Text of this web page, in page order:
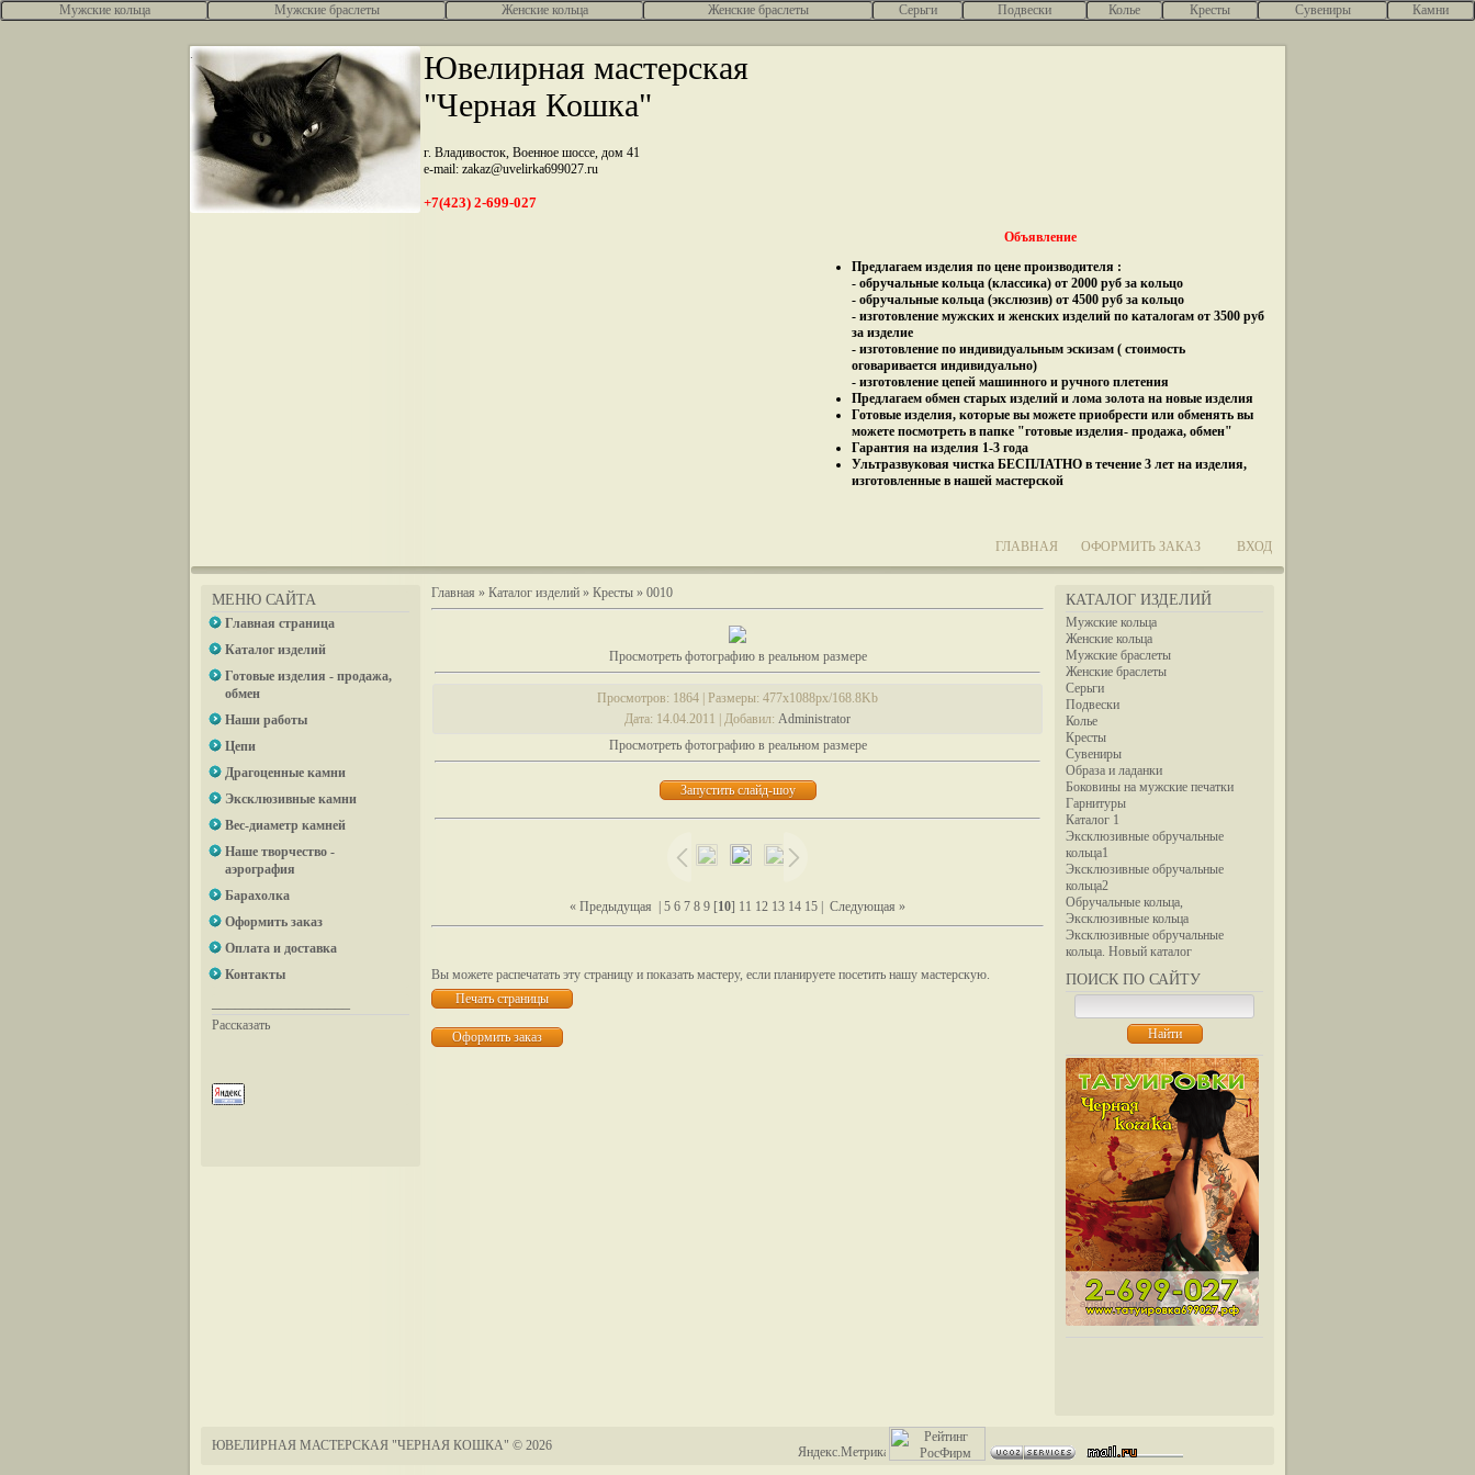
Мужские кольца Мужские браслеты Женcкие кольца Женские браслеты Серьги Подвески Колье Кресты Сувениры Камни
.
Ювелирная мастерская
"Черная Кошка"
г. Владивосток, Военное шоссе, дом 41
e-mail: zakaz@uvelirka699027.ru
+7(423) 2-699-027
Объявление
Предлагаем изделия по цене производителя :
- обручальные кольца (классика) от 2000 руб за кольцо
- обручальные кольца (экслюзив) от 4500 руб за кольцо
- изготовление мужских и женских изделий по каталогам от 3500 руб
за изделие
- изготовление по индивидуальным эскизам ( стоимость
оговаривается индивидуально)
- изготовление цепей машинного и ручного плетения
Предлагаем обмен старых изделий и лома золота на новые изделия
Готовые изделия, которые вы можете приобрести или обменять вы
можете посмотреть в папке "готовые изделия- продажа, обмен"
Гарантия на изделия 1-3 года
Ультразвуковая чистка БЕСПЛАТНО в течение 3 лет на изделия,
изготовленные в нашей мастерской
ГЛАВНАЯ ОФОРМИТЬ ЗАКАЗ ВХОД
МЕНЮ САЙТА
Главная страница
Каталог изделий
Готовые изделия - продажа,
обмен
Наши работы
Цепи
Драгоценные камни
Эксклюзивные камни
Вес-диаметр камней
Наше творчество -
аэрография
Барахолка
Оформить заказ
Оплата и доставка
Контакты
Рассказать
КАТАЛОГ ИЗДЕЛИЙ
Мужские кольца
Женские кольца
Мужские браслеты
Женские браслеты
Серьги
Подвески
Колье
Кресты
Сувениры
Образа и ладанки
Боковины на мужские печатки
Гарнитуры
Каталог 1
Эксклюзивные обручальные
кольца1
Эксклюзивные обручальные
кольца2
Обручальные кольца,
Эксклюзивные кольца
Эксклюзивные обручальные
кольца. Новый каталог
ПОИСК ПО САЙТУ
Главная » Каталог изделий » Кресты » 0010
Просмотреть фотографию в реальном размере
Просмотров: 1864 | Размеры: 477x1088px/168.8Kb
Дата: 14.04.2011 | Добавил: Administrator
Просмотреть фотографию в реальном размере
« Предыдущая 5 6 7 8 9 [10] 11 12 13 14 15 Следующая »
Вы можете распечатать эту страницу и показать мастеру, если планируете посетить нашу мастерскую.
ЮВЕЛИРНАЯ МАСТЕРСКАЯ "ЧЕРНАЯ КОШКА" © 2026